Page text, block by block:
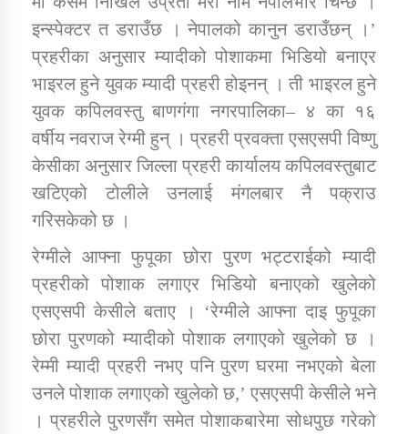
कर्णाली प्राविधि शिक्षालय जुम्लाको सुचना
तातोपानी गाउँपालिकाको न्यायिक समिति सम्बन्धी सन्देश
तातोपानी गाउँपालिका जुम्लाको महिला तथा लैङ्गिक हिंसा
सम्बन्धी सूचना सन्देश
तातोपानी गाउँपालिका जुम्लाको महिनावारी सम्बन्धिकाे
इन्स्पेक्टर त डराउँछ । नेपालको कानुन डराउँछन् ।’
प्रहरीका अनुसार म्यादीको पोशाकमा भिडियो बनाएर
भाइरल हुने युवक म्यादी प्रहरी होइनन् । ती भाइरल हुने
युवक कपिलवस्तु बाणगंगा नगरपालिका– ४ का १६
वर्षीय नवराज रेग्मी हुन् । प्रहरी प्रवक्ता एसएसपी विष्णु
केसीका अनुसार जिल्ला प्रहरी कार्यालय कपिलवस्तुबाट
खटिएको टोलीले उनलाई मंगलबार नै पक्राउ
गरिसकेको छ ।
रेग्मीले आफ्ना फुपूका छोरा पुरण भट्टराईको म्यादी
प्रहरीको पोशाक लगाएर भिडियो बनाएको खुलेको
एसएसपी केसीले बताए । ‘रेग्मीले आफ्ना दाइ फुपूका
छोरा पुरणको म्यादीको पोशाक लगाएको खुलेको छ ।
रेम्मी म्यादी प्रहरी नभए पनि पुरण घरमा नभएको बेला
उनले पोशाक लगाएको खुलेको छ,’ एसएसपी केसीले भने
। प्रहरीले पुरणसँग समेत पोशाकबारेमा सोधपुछ गरेको